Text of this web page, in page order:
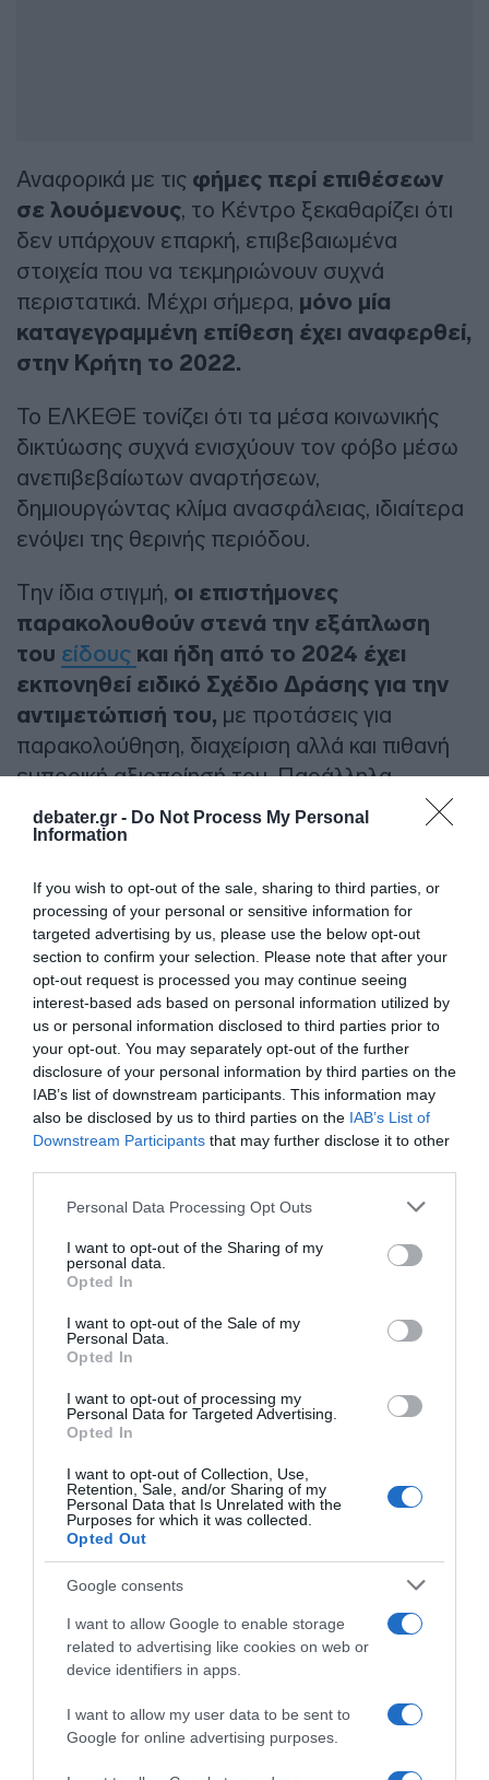
debater.gr - Do Not Process My Personal
Information
If you wish to opt-out of the sale, sharing to third parties, or
processing of your personal or sensitive information for
targeted advertising by us, please use the below opt-out
section to confirm your selection. Please note that after your
opt-out request is processed you may continue seeing
interest-based ads based on personal information utilized by
us or personal information disclosed to third parties prior to
your opt-out. You may separately opt-out of the further
disclosure of your personal information by third parties on the
IAB’s list of downstream participants. This information may
also be disclosed by us to third parties on the IAB’s List of
Downstream Participants that may further disclose it to other
Please note that this website/app uses one or more Google
not limited to your visit or usage behaviour. You may click to
grant or deny consent to Google and its third-party tags to
use your data for below specified purposes in below Google
consent section.
Personal Data Processing Opt Outs
I want to opt-out of the Sharing of my
personal data.
Opted In
I want to opt-out of the Sale of my
Personal Data.
Opted In
I want to opt-out of processing my
Personal Data for Targeted Advertising.
Opted In
I want to opt-out of Collection, Use,
Retention, Sale, and/or Sharing of my
Personal Data that Is Unrelated with the
Purposes for which it was collected.
Opted Out
Google consents
I want to allow Google to enable storage
related to advertising like cookies on web or
device identifiers in apps.
I want to allow my user data to be sent to
Google for online advertising purposes.
Αναφορικά με τις φήμες περί επιθέσεων
σε λουόμενους, το Κέντρο ξεκαθαρίζει ότι
δεν υπάρχουν επαρκή, επιβεβαιωμένα
στοιχεία που να τεκμηριώνουν συχνά
περιστατικά. Μέχρι σήμερα, μόνο μία
καταγεγραμμένη επίθεση έχει αναφερθεί,
στην Κρήτη το 2022.
Το ΕΛΚΕΘΕ τονίζει ότι τα μέσα κοινωνικής
δικτύωσης συχνά ενισχύουν τον φόβο μέσω
ανεπιβεβαίωτων αναρτήσεων,
δημιουργώντας κλίμα ανασφάλειας, ιδιαίτερα
ενόψει της θερινής περιόδου.
Την ίδια στιγμή, οι επιστήμονες
παρακολουθούν στενά την εξάπλωση
του είδους και ήδη από το 2024 έχει
εκπονηθεί ειδικό Σχέδιο Δράσης για την
αντιμετώπισή του, με προτάσεις για
παρακολούθηση, διαχείριση αλλά και πιθανή
εμπορική αξιοποίησή του. Παράλληλα,
προωθείται πιλοτικό πρόγραμμα
επιδοτούμενης αλιείας λαγοκέφαλου, στα
περιορισμό των πληθυσμών του.
ΔΙΑΦΗΜΙΣΗ
Το μήνυμα των ειδικών προς τους πολίτες
είναι σαφές:
ερασιτέχνες ψαράδες καλούνται να μην
αγγίζουν ή προκαλούν τον λαγοκέφαλο και να
αποφεύγουν την κατανάλωση οποιουδήποτε
ψαριού δεν μπορούν να αναγνωρίσουν με
βεβαιότητα ως ασφαλές.
Ειδήσεις σήμερα
πανσέληνο η μουσική βραδιά στο Μουσείο
Βυζαντινού Πολιτισμού